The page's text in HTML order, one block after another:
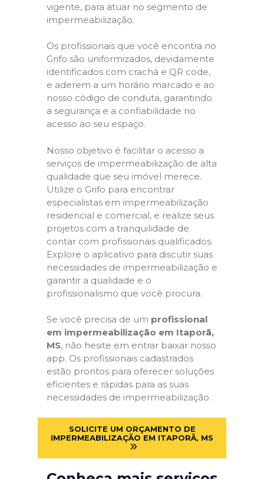
vigente, para atuar no segmento de
impermeabilização.
Os profissionais que você encontra no
Grifo são uniformizados, devidamente
identificados com crachá e QR code,
e aderem a um horário marcado e ao
nosso código de conduta, garantindo
a segurança e a confiabilidade no
acesso ao seu espaço.
Nosso objetivo é facilitar o acesso a
serviços de impermeabilização de alta
qualidade que seu imóvel merece.
Utilize o Grifo para encontrar
especialistas em impermeabilização
residencial e comercial, e realize seus
projetos com a tranquilidade de
contar com profissionais qualificados.
Explore o aplicativo para discutir suas
necessidades de impermeabilização e
garantir a qualidade e o
profissionalismo que você procura.
Se você precisa de um profissional
em impermeabilização em Itaporã,
MS, não hesite em entrar baixar nosso
app. Os profissionais cadastrados
estão prontos para oferecer soluções
eficientes e rápidas para as suas
necessidades de impermeabilização.
SOLICITE UM ORÇAMENTO DE
IMPERMEABILIZAÇÃO EM ITAPORÃ, MS